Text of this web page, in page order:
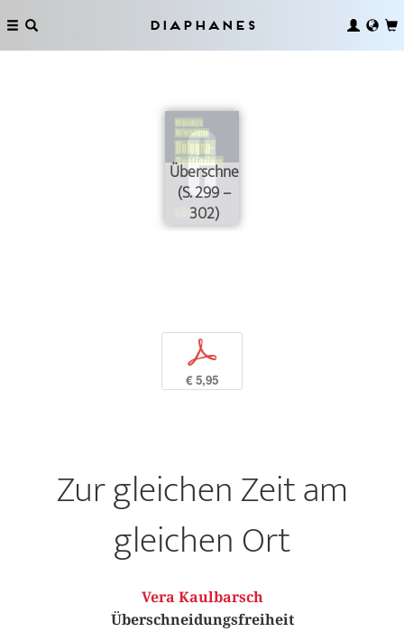
Diaphanes
Überschneidungsfreiheit
(S. 299 –
302)
p
€ 5,95
Zur gleichen Zeit am
gleichen Ort
Vera Kaulbarsch
Überschneidungsfreiheit